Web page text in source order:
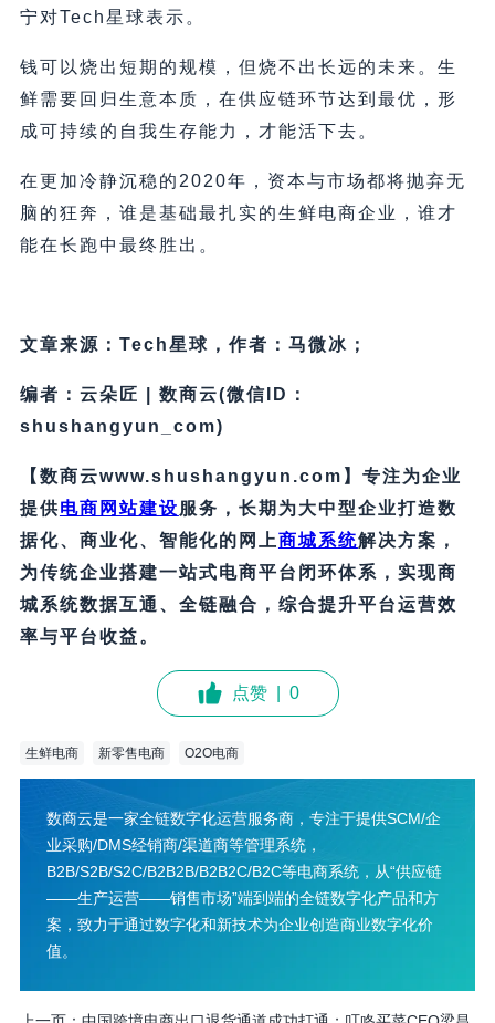
宁对Tech星球表示。
钱可以烧出短期的规模，但烧不出长远的未来。生
鲜需要回归生意本质，在供应链环节达到最优，形
成可持续的自我生存能力，才能活下去。
在更加冷静沉稳的2020年，资本与市场都将抛弃无
脑的狂奔，谁是基础最扎实的生鲜电商企业，谁才
能在长跑中最终胜出。
文章来源：Tech星球，作者：马微冰；
编者：云朵匠 | 数商云(微信ID：
shushangyun_com)
【数商云www.shushangyun.com】专注为企业
提供电商网站建设服务，长期为大中型企业打造数
据化、商业化、智能化的 网上商城系统解决方案，
为传统企业搭建一站式电商平台闭环体系，实现商
城系统数据互通、全链融合，综合提升平台运营效
率与平台收益。
点赞 0
生鲜电商 新零售电商 O2O电商
数商云是一家全链数字化运营服务商，专注于提供SCM/企
业采购/DMS经销商/渠道商等管理系统，
B2B/S2B/S2C/B2B2B/B2B2C/B2C等电商系统，从“供应链
——生产运营——销售市场”端到端的全链数字化产品和方
案，致力于通过数字化和新技术为企业创造商业数字化价
值。